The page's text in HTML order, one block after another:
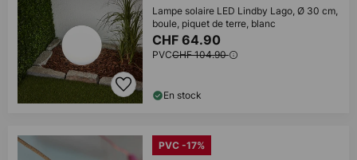
Lampe solaire LED Lindby Lago, Ø 30 cm,
boule, piquet de terre, blanc
CHF 64.90
PVCCHF 104.90
En stock
PVC -17%